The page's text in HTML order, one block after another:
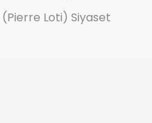
(Pierre Loti) Siyaset